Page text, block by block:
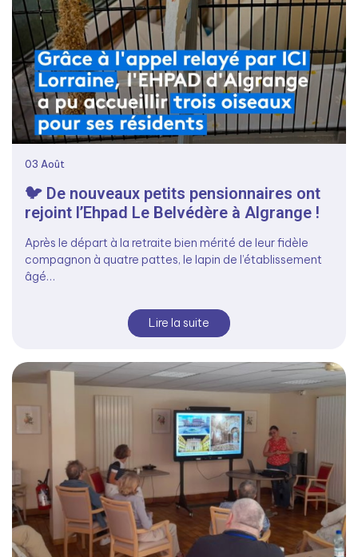
03 Août
🐦 De nouveaux petits pensionnaires ont
rejoint l’Ehpad Le Belvédère à Algrange !
Après le départ à la retraite bien mérité de leur fidèle
compagnon à quatre pattes, le lapin de l’établissement
âgé…
Lire la suite